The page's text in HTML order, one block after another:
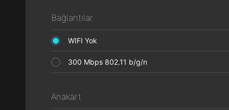
Bağlantılar
WIFI Yok
300 Mbps 802.11 b/g/n
Anakart